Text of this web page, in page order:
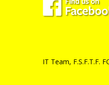
IT Team, F.S.F.T.F.